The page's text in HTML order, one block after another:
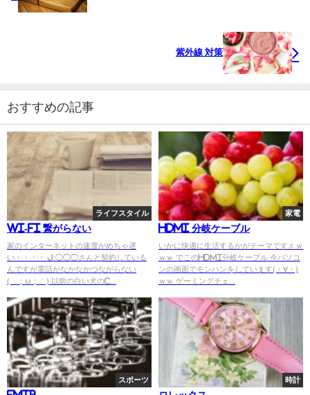
紫外線 対策
おすすめの記事
ライフスタイル
Wi-Fi 繋がらない
家のインターネットの速度がめちゃ遅
い・・・・ J:◯◯◯さんと契約している
んですが電話がなかなかつながらない
(´；ω；｀) 以前の白い犬のC...
家電
HDMI 分岐ケーブル
いかに快適に生活するかがテーマです♬ｗ
ｗｗ でこのHDMI分岐ケーブル 今パソコ
ンの画面でモンハンをしています(・∀・)
ｗｗ ゲーミングチェ...
スポーツ 時計